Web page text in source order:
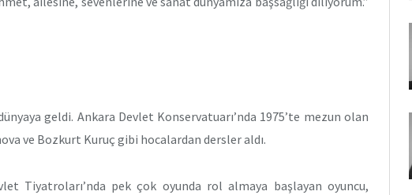
geldi. Ankara Devlet Konservatuarı’nda 1975’te mezun olan
ve Bozkurt Kuruç gibi hocalardan dersler aldı.
Tiyatroları’nda pek çok oyunda rol almaya başlayan oyuncu,